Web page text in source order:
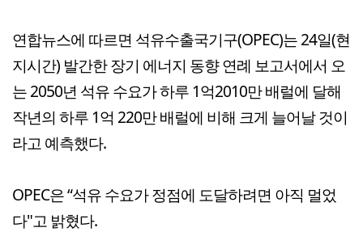
연합뉴스에 따르면 석유수출국기구(OPEC)는 24일(현
지시간) 발간한 장기 에너지 동향 연례 보고서에서 오
는 2050년 석유 수요가 하루 1억2010만 배럴에 달해
작년의 하루 1억 220만 배럴에 비해 크게 늘어날 것이
라고 예측했다.
OPEC은 “석유 수요가 정점에 도달하려면 아직 멀었
다"고 밝혔다.